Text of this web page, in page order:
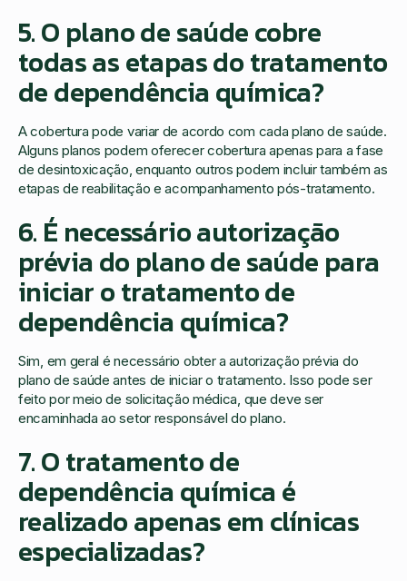
5. O plano de saúde cobre
todas as etapas do tratamento
de dependência química?
A cobertura pode variar de acordo com cada plano de saúde.
Alguns planos podem oferecer cobertura apenas para a fase
de desintoxicação, enquanto outros podem incluir também as
etapas de reabilitação e acompanhamento pós-tratamento.
6. É necessário autorização
prévia do plano de saúde para
iniciar o tratamento de
dependência química?
Sim, em geral é necessário obter a autorização prévia do
plano de saúde antes de iniciar o tratamento. Isso pode ser
feito por meio de solicitação médica, que deve ser
encaminhada ao setor responsável do plano.
7. O tratamento de
dependência química é
realizado apenas em clínicas
especializadas?